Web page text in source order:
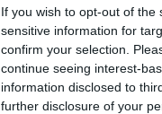
If you wish to opt-out of
sensitive information for
confirm your selection.
continue seeing interest-
information disclosed to
further disclosure of your
SUN GREEN
19,49 € 29,
[GFJA36 ]
Ver producto